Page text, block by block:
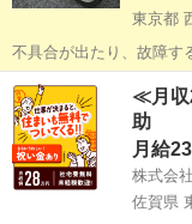
東京都
不具合が出たり、故障す
違うなぁー、と思われ…
東京 西東京市
≪月収
助
月給
株式会
佐賀県